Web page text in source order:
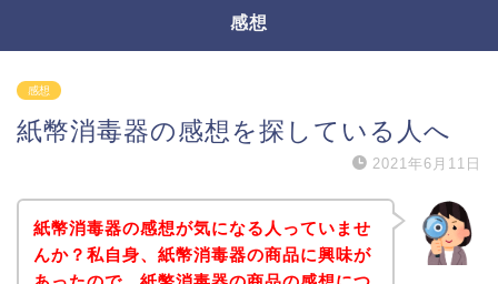
感想
感想
紙幣消毒器の感想を探している人へ
2021年6月11日
紙幣消毒器の感想が気になる人っていませ
んか？私自身、紙幣消毒器の商品に興味が